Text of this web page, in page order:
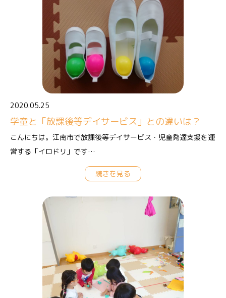
2020.05.25
学童と「放課後等デイサービス」との違いは？
こんにちは。江南市で放課後等デイサービス・児童発達支援を運
営する「イロドリ」です…
続きを見る